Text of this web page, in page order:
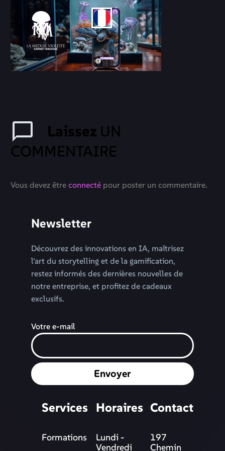
Laissez UN
COMMENTAIRE
Vous devez être connecté pour poster un commentaire.
Newsletter
Découvrez des innovations en IA, maîtrisez
l'art du storytelling et de la gamification,
restez informés des dernières nouvelles de
notre entreprise, et profitez de cadeaux
exclusifs.
Votre e-mail
Envoyer
Services
Formations
Horaires
Lundi -
Vendredi
Contact
197
Chemin